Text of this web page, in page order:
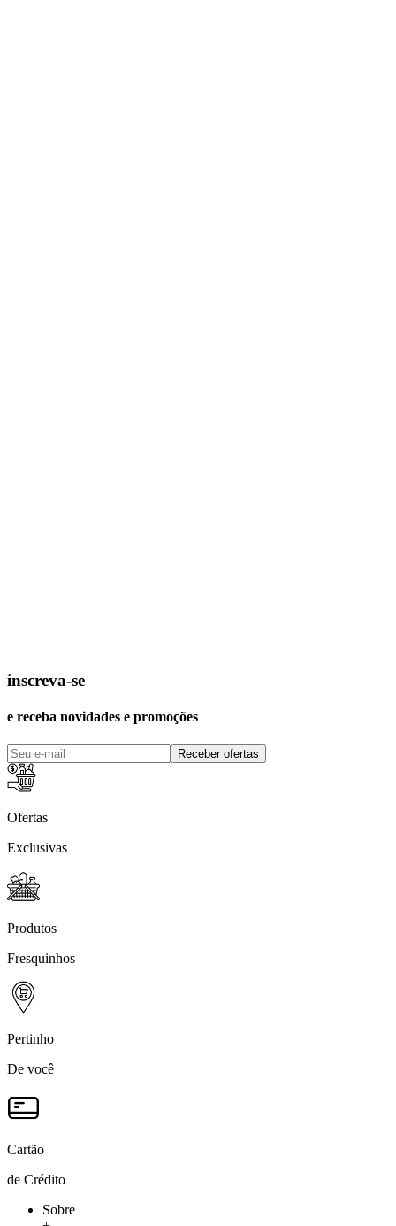
inscreva-se
e receba novidades e promoções
Receber ofertas
Ofertas
Exclusivas
Produtos
Fresquinhos
Pertinho
De você
Cartão
de Crédito
Sobre